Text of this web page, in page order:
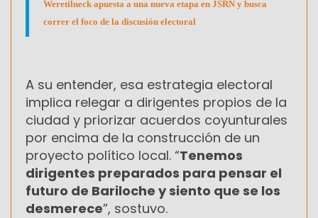
Weretilneck apuesta a una nueva etapa en JSRN y busca
correr el foco de la discusión electoral
A su entender, esa estrategia electoral
implica relegar a dirigentes propios de la
ciudad y priorizar acuerdos coyunturales
por encima de la construcción de un
proyecto político local. “Tenemos
dirigentes preparados para pensar el
futuro de Bariloche y siento que se los
desmerece”, sostuvo.